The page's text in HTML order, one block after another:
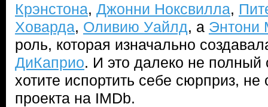
Крэнстона, Джонни Ноксвилла,
Ховарда, Оливию Уайлд, а Энтони
роль, которая изначально
ДиКаприо. И это далеко не
хотите испортить себе сюрприз, не
проекта на IMDb.